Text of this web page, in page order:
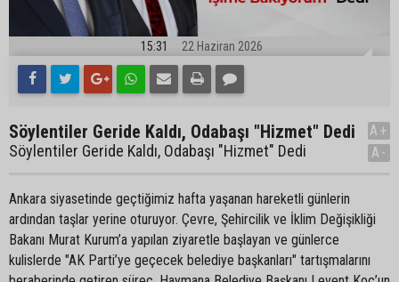
15:31 22 Haziran 2026
Söylentiler Geride Kaldı, Odabaşı "Hizmet" Dedi
Söylentiler Geride Kaldı, Odabaşı "Hizmet" Dedi
A+
A-
Ankara siyasetinde geçtiğimiz hafta yaşanan hareketli günlerin
ardından taşlar yerine oturuyor. Çevre, Şehircilik ve İklim Değişikliği
Bakanı Murat Kurum’a yapılan ziyaretle başlayan ve günlerce
kulislerde "AK Parti’ye geçecek belediye başkanları" tartışmalarını